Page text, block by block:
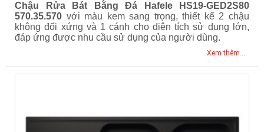
Chậu Rửa Bát Bằng Đá Hafele HS19-GED2S80
570.35.570 với màu kem sang trọng, thiết kế 2 chậu
không đối xứng và 1 cánh cho diện tích sử dụng lớn,
đáp ứng được nhu cầu sử dụng của người dùng.
Xem thêm...